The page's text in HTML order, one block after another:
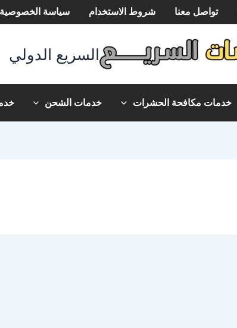
تواصل معنا شروط الاستخدام سياسة الخصوصية
السريع الدولي
خدمات مكافحة الحشرات خدمات الشحن